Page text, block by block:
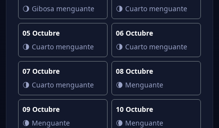
🌖 Gibosa menguante
🌗 Cuarto menguante
05 Octubre
🌗 Cuarto menguante
06 Octubre
🌗 Cuarto menguante
07 Octubre
🌗 Cuarto menguante
08 Octubre
🌘 Menguante
09 Octubre
🌘 Menguante
10 Octubre
🌘 Menguante